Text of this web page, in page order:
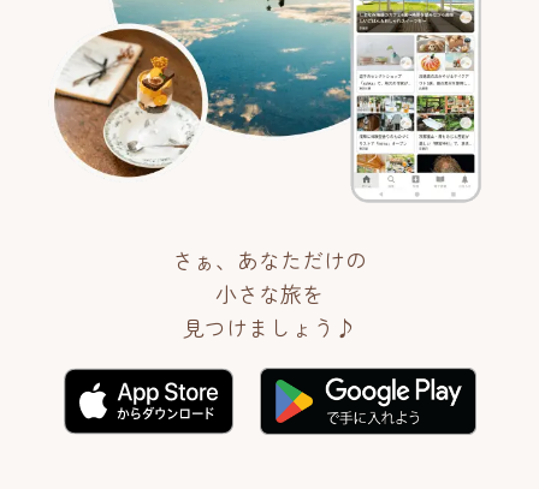
さぁ、あなただけの
小さな旅を
見つけましょう♪